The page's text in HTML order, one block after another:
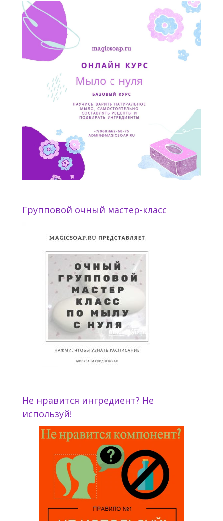
Групповой очный мастер-класс
Не нравится ингредиент? Не
используй!